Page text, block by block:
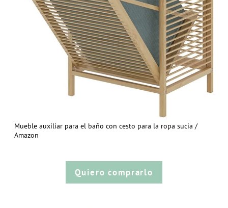
Mueble auxiliar para el baño con cesto para la ropa sucia /
Amazon
Quiero comprarlo